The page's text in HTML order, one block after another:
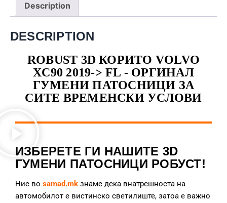
Description
DESCRIPTION
ROBUST 3D КОРИТО VOLVO
XC90 2019-> FL - ОРГИНАЛ
ГУМЕНИ ПАТОСНИЦИ ЗА
СИТЕ ВРЕМЕНСКИ УСЛОВИ
ИЗБЕРЕТЕ ГИ НАШИТЕ 3D
ГУМЕНИ ПАТОСНИЦИ РОБУСТ!
Ние во samad.mk знаме дека внатрешноста на
автомобилот е вистинско светилиште, затоа е важно